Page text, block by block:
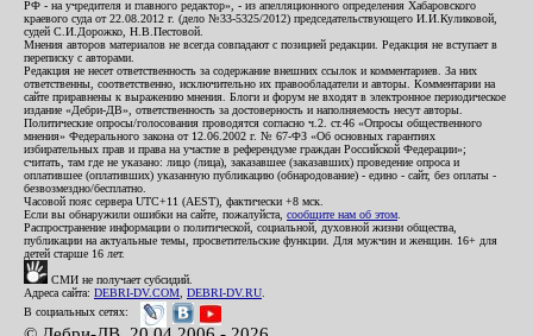
РФ - на учредителя и главного редактор», - из апелляционного определения Хабаровского
краевого суда от 22.08.2012 г. (дело №33-5325/2012) председательствующего И.И.Куликовой,
судей С.И.Дорожко, Н.В.Пестовой.
Мнения авторов материалов не всегда совпадают с позицией редакции. Редакция не вступает в
переписку с авторами.
Редакция не несет ответственность за содержание внешних ссылок и комментариев. За них
ответственны, соответственно, исключительно их правообладатели и авторы. Комментарии на
сайте приравнены к выражению мнения. Блоги и форум не входят в электронное периодическое
издание «Дебри-ДВ», ответственность за достоверность и наполняемость несут авторы.
Политические опросы/голосования проводятся согласно ч.2. ст.46 «Опросы общественного
мнения» Федерального закона от 12.06.2002 г. № 67-ФЗ «Об основных гарантиях
избирательных прав и права на участие в референдуме граждан Российской Федерации»;
считать, там где не указано: лицо (лица), заказавшее (заказавших) проведение опроса и
оплатившее (оплативших) указанную публикацию (обнародование) - едино - сайт, без оплаты -
безвозмездно/бесплатно.
Часовой пояс сервера UTC+11 (AEST), фактически +8 мск.
Если вы обнаружили ошибки на сайте, пожалуйста, сообщите нам об этом
Распространение информации о политической, социальной, духовной жизни общества,
публикации на актуальные темы, просветительские функции. Для мужчин и женщин. 16+ для
детей старше 16 лет.
СМИ не получает субсидий.
Адреса сайта: DEBRI-DV.COM DEBRI-DV.RU
В социальных сетях: